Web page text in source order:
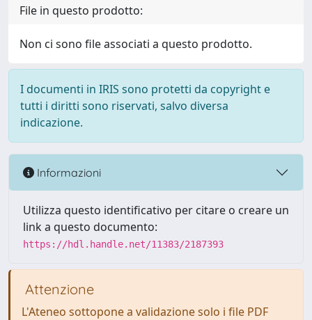
File in questo prodotto:
Non ci sono file associati a questo prodotto.
I documenti in IRIS sono protetti da copyright e
tutti i diritti sono riservati, salvo diversa
indicazione.
Informazioni
Utilizza questo identificativo per citare o creare un
link a questo documento:
https://hdl.handle.net/11383/2187393
Attenzione
L'Ateneo sottopone a validazione solo i file PDF